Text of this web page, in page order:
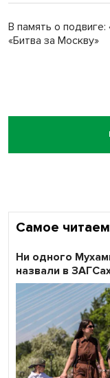
В память о
«Битва за Москву»
Самое
Ни одного
назвали в